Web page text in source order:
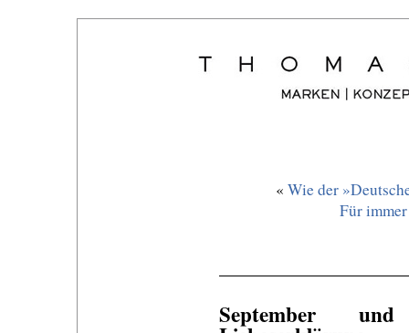
« Wie der
Für
September